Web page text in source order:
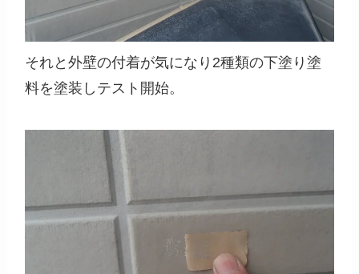
それと外壁の付着が気になり2種類の下塗り塗
料を塗装しテスト開始。